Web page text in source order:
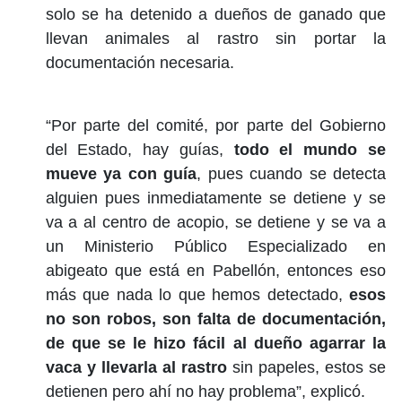
solo se ha detenido a dueños de ganado que
llevan animales al rastro sin portar la
documentación necesaria.
“Por parte del comité, por parte del Gobierno
del Estado, hay guías, todo el mundo se
mueve ya con guía, pues cuando se detecta
alguien pues inmediatamente se detiene y se
va a al centro de acopio, se detiene y se va a
un Ministerio Público Especializado en
abigeato que está en Pabellón, entonces eso
más que nada lo que hemos detectado, esos
no son robos, son falta de documentación,
de que se le hizo fácil al dueño agarrar la
vaca y llevarla al rastrosin papeles, estos se
detienen pero ahí no hay problema”, explicó.